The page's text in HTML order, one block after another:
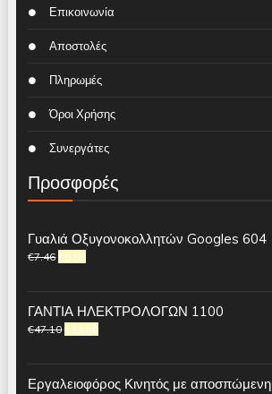
Επικοινωνία
Αποστολές
Πληρωμές
Όροι Χρήσης
Συνεργάτες
Προσφορές
Γυαλιά Οξυγονοκολλητών Googles 604
€7.46 €5.50
ΓΑΝΤΙΑ ΗΛΕΚΤΡΟΛΟΓΩΝ 1100
€47.10 €33.50
Εργαλειοφόρος Κινητός με αποσπώμενη